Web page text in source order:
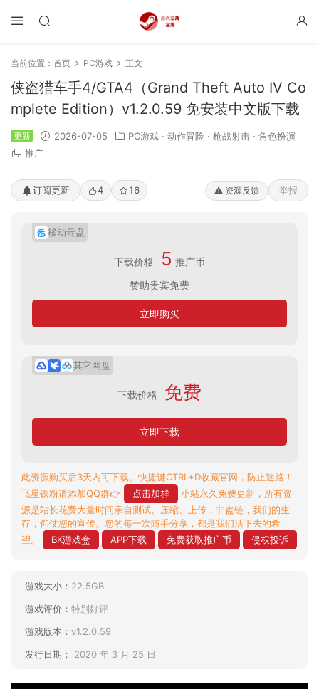
当前位置： 首页 PC游戏 正文
侠盗猎车手4/GTA4（Grand Theft Auto IV Co
mplete Edition）v1.2.0.59 免安装中文版下载
更新 2026-07-05 PC游戏 · 动作冒险 · 枪战射击 · 角色扮演
推广
订阅更新 4 16 ⚠️ 资源反馈 举报
移动云盘
下载价格 5 推广币
赞助贵宾免费
立即购买
其它网盘
下载价格 免费
立即下载
此资源购买后3天内可下载。快捷键CTRL+D收藏官网，防止迷路！
飞星铁粉请添加QQ群👉
点击加群
小站永久免费更新，所有资
源是站长花费大量时间亲自测试、压缩、上传，非盗链，我们的生
存，仰仗您的宣传。您的每一次随手分享，都是我们活下去的希
望。
BK游戏盒 APP下载 免费获取推广币 侵权投诉
游戏大小： 22.5GB
游戏评价： 特别好评
游戏版本： v1.2.0.59
发行日期：
2020 年 3 月 25 日